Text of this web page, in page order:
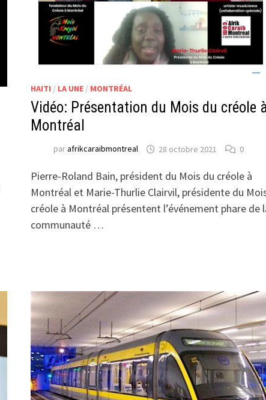
HAITI / LA UNE/ MONTRÉAL
Vidéo: Présentation du Mois du créole
Montréal
parafrikcaraibmontreal 28 octobre 2021 0
Pierre-Roland Bain, président du Mois du créole à
Montréal et Marie-Thurlie Clairvil, présidente du
créole à Montréal présentent l’événement phare de
communauté …